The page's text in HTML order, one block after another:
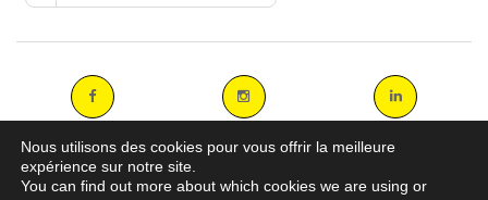
Nous utilisons des cookies pour vous offrir la meilleure
expérience sur notre site.
You can find out more about which cookies we are using or